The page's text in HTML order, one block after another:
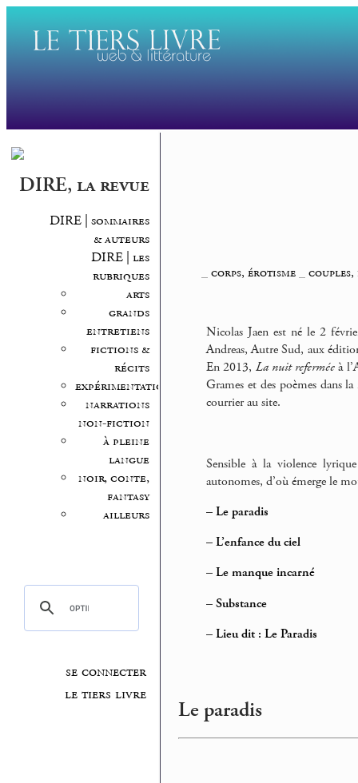
DIRE, la revue
DIRE | sommaires
& auteurs
DIRE | les
rubriques
arts
grands
entretiens
fictions &
récits
expérimentation
narrations
non-fiction
à pleine
langue
noir, conte,
fantasy
ailleurs
se connecter
le tiers livre
corps, érotisme_
Nicolas Jaen est né le 2
Andreas, Autre Sud, aux
En 2013, La nuit referméeà
Grames et des poèmes dans
courrier au site.
Sensible à la violence
autonomes, d’où émerge le
–Le paradis
–L’enfance du ciel
–Le manque incarné
–Substance
–Lieu dit : Le Paradis
Le paradis